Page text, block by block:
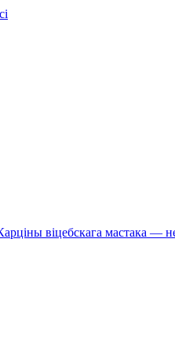
віцебскага мастака —